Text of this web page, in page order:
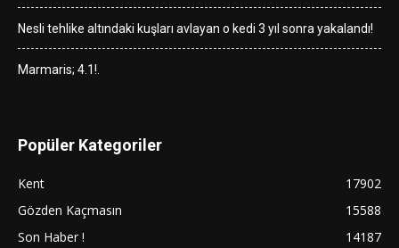
Nesli tehlike altındaki kuşları avlayan o kedi 3 yıl sonra yakalandı!
Marmaris; 4.1!.
Popüler Kategoriler
Kent
17902
Gözden Kaçmasın
15588
Son Haber !
14187